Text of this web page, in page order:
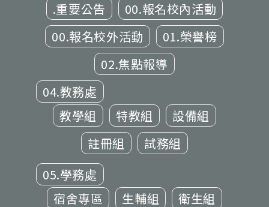
.重要公告
00.報名校內活動
00.報名校外活動
01.榮譽榜
02.焦點報導
04.教務處
教學組
特教組
設備組
註冊組
試務組
05.學務處
宿舍專區
生輔組 衛生組